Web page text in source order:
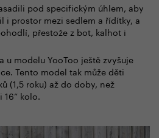
pod specifickým úhlem, aby
i prostor mezi sedlem a řídítky, a
přestože z bot, kalhot i
u modelu YooToo ještě zvyšuje
Tento model tak může děti
(1,5 roku) až do doby, než
kolo.